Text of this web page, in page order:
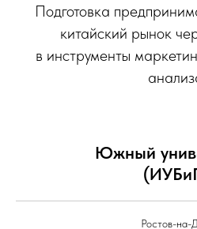
Подготовка
китайский рынок
в инструменты
Южный
Ростов-на-